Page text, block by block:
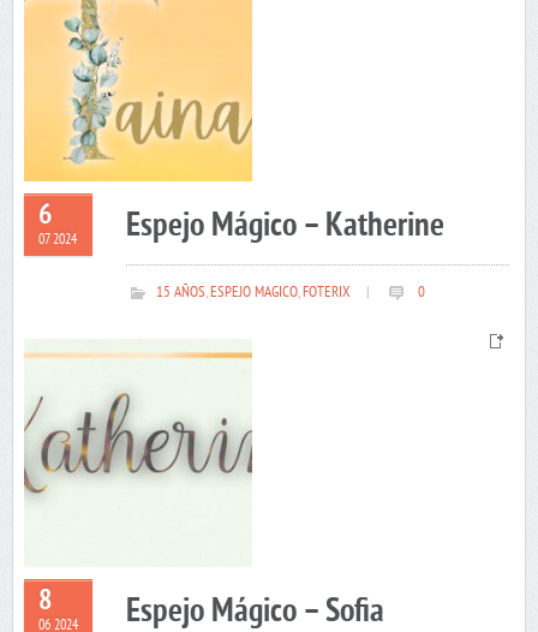
6
07 2024 Espejo Mágico – Katherine
15 AÑOS,ESPEJO MAGICO,FOTERIX 0
8
06 2024 Espejo Mágico – Sofia